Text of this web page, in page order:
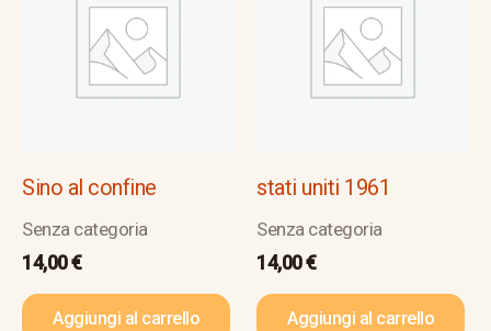
Sino al confine
Senza categoria
14,00€
Aggiungi al carrello
stati uniti 1961
Senza categoria
14,00€
Aggiungi al carrello